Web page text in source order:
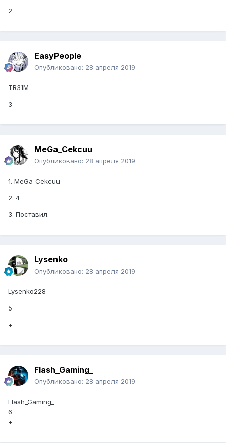
2
EasyPeople
Опубликовано: 28 апреля 2019
TR31M
3
MeGa_Cekcuu
Опубликовано: 28 апреля 2019
1. MeGa_Cekcuu
2. 4
3. Поставил.
Lysenko
Опубликовано: 28 апреля 2019
Lysenko228
5
+
Flash_Gaming_
Опубликовано: 28 апреля 2019
Flash_Gaming_
6
+